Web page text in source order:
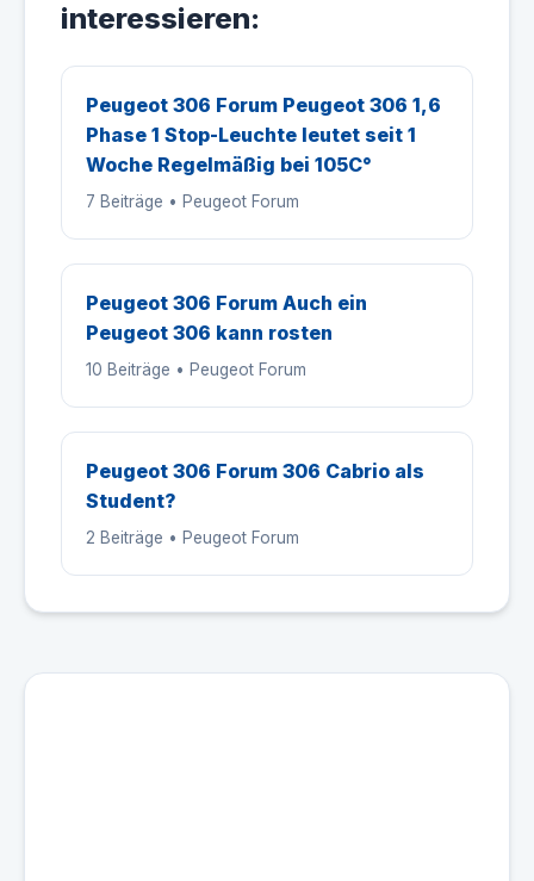
interessieren:
Peugeot 306 Forum Peugeot 306 1,6
Phase 1 Stop-Leuchte leutet seit 1
Woche Regelmäßig bei 105C°
7 Beiträge • Peugeot Forum
Peugeot 306 Forum Auch ein
Peugeot 306 kann rosten
10 Beiträge • Peugeot Forum
Peugeot 306 Forum 306 Cabrio als
Student?
2 Beiträge • Peugeot Forum